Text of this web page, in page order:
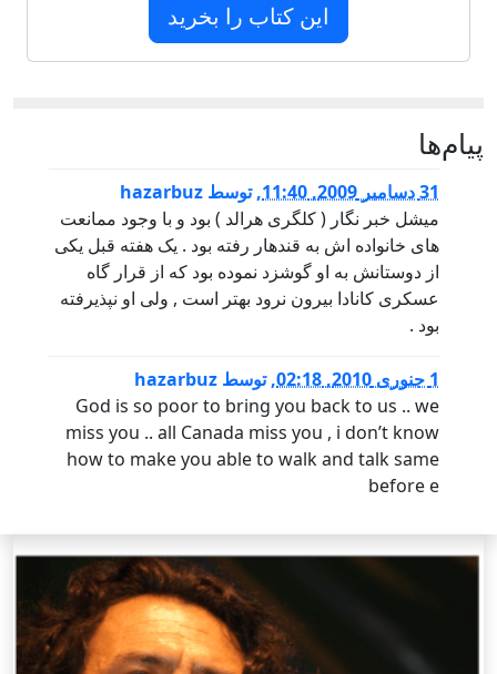
این کتاب را بخرید
پيام‌ها
31 دسامبر 2009, 11:40 ,توسط hazarbuz
میشل خبر نگار ( کلگری هرالد ) بود و با وجود ممانعت
های خانواده اش به قندهار رفته بود . یک هفته قبل یکی
از دوستانش به او گوشزد نموده بود که از قرار گاه
عسکری کانادا بیرون نرود بهتر است , ولی او نپذیرفته
بود .
1 جنوری 2010, 02:18 ,توسط hazarbuz
God is so poor to bring you back to us .. we
miss you .. all Canada miss you , i don’t know
how to make you able to walk and talk same
before e